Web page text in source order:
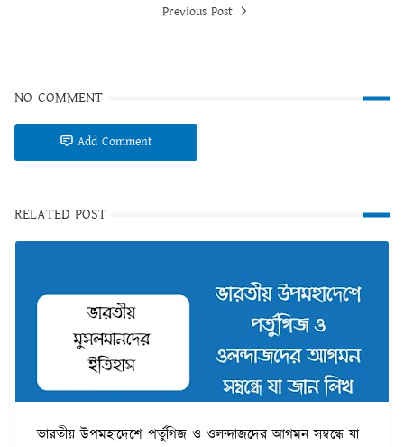
Previous Post
NO COMMENT
Add Comment
RELATED POST
ভারতীয় উপমহাদেশে পর্তুগিজ ও ওলন্দাজদের আগমন সম্বন্ধে যা